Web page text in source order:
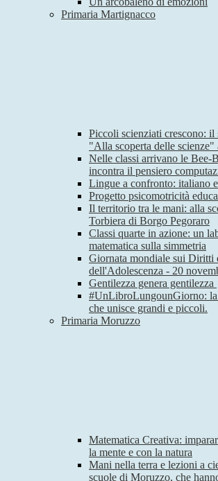
Primaria Martignacco
Piccoli scienziati crescono: il
"Alla scoperta delle scienze"
Nelle classi arrivano le Bee-
incontra il pensiero
Lingue a confronto: italiano
Progetto psicomotricità
Il territorio tra le mani: alla
Torbiera di Borgo Pegoraro
Classi quarte in azione: un
matematica sulla simmetria
Giornata mondiale sui Diritti
dell'Adolescenza - 20
Gentilezza genera gentilezza
#UnLibroLungounGiorno: la
che unisce grandi e piccoli.
Primaria Moruzzo
Matematica Creativa:
la mente e con la natura
Mani nella terra e lezioni a
scuole di Moruzzo, che